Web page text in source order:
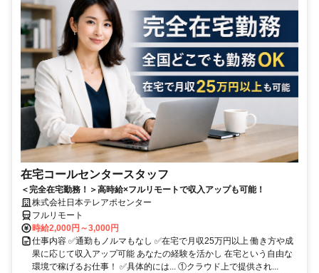
在宅コールセンタースタッフ
＜完全在宅勤務！＞高時給×フルリモートで収入アップも可能！
株式会社日本テレアポセンター
フルリモート
時給2,000円～3,000円
仕事内容 ✅通勤もノルマもなし ✅在宅で月収25万円以上 働き方や成
果に応じて収入アップ可能 あなたの経験を活かし 在宅という自由な
環境で稼げるお仕事！ ✅具体的には... ①クラウド上で提供され...